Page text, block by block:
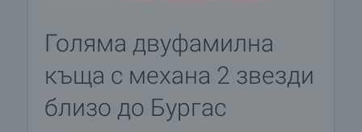
Голяма двуфамилна
къща с механа 2 звезди
близо до Бургас